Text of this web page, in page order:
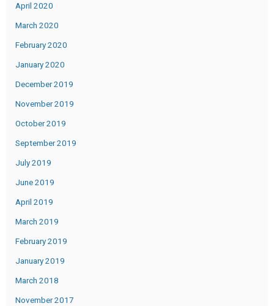
April 2020
March 2020
February 2020
January 2020
December 2019
November 2019
October 2019
September 2019
July 2019
June 2019
April 2019
March 2019
February 2019
January 2019
March 2018
November 2017